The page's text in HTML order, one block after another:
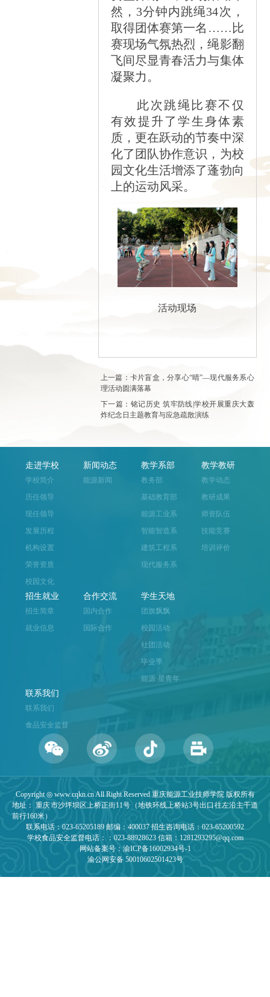
然，3分钟内跳绳34次，
取得团体赛第一名……比
赛现场气氛热烈，绳影翻
飞间尽显青春活力与集体
凝聚力。
此次跳绳比赛不仅
有效提升了学生身体素
质，更在跃动的节奏中深
化了团队协作意识，为校
园文化生活增添了蓬勃向
上的运动风采。
活动现场
上一篇：卡片盲盒，分享心“晴”—现代服务系心
理活动圆满落幕
下一篇：铭记历史 筑牢防线|学校开展重庆大轰
炸纪念日主题教育与应急疏散演练
走进学校
学校简介
历任领导
现任领导
发展历程
机构设置
荣誉资质
校园文化
新闻动态
能源新闻
教学系部
教务部
基础教育部
能源工业系
智能智造系
建筑工程系
现代服务系
教学教研
教学动态
教研成果
师资队伍
技能竞赛
培训评价
招生就业
招生简章
就业信息
合作交流
国内合作
国际合作
学生天地
团旗飘飘
校园活动
社团活动
毕业季
能源·星青年
联系我们
联系我们
食品安全监督
Copyright ◎ www.cqkn.cn All Right Reserved 重庆能源工业技师学院 版权所有
地址： 重庆市沙坪坝区上桥正街11号（地铁环线上桥站3号出口往左沿主干道
前行160米）
联系电话：023-65205189 邮编：400037 招生咨询电话：023-65200592
学校食品安全监督电话：：023-88928623 信箱：1281293295@qq.com
网站备案号：渝ICP备16002934号-1
渝公网安备 50010602501423号